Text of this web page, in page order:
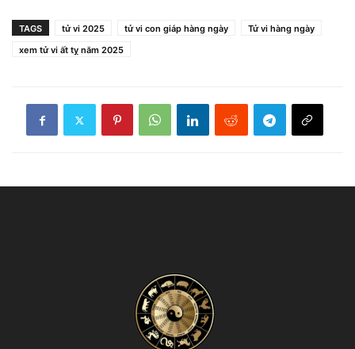
TAGS tử vi 2025 tử vi con giáp hàng ngày
Tử vi hàng ngày
xem tử vi ất tỵ năm 2025